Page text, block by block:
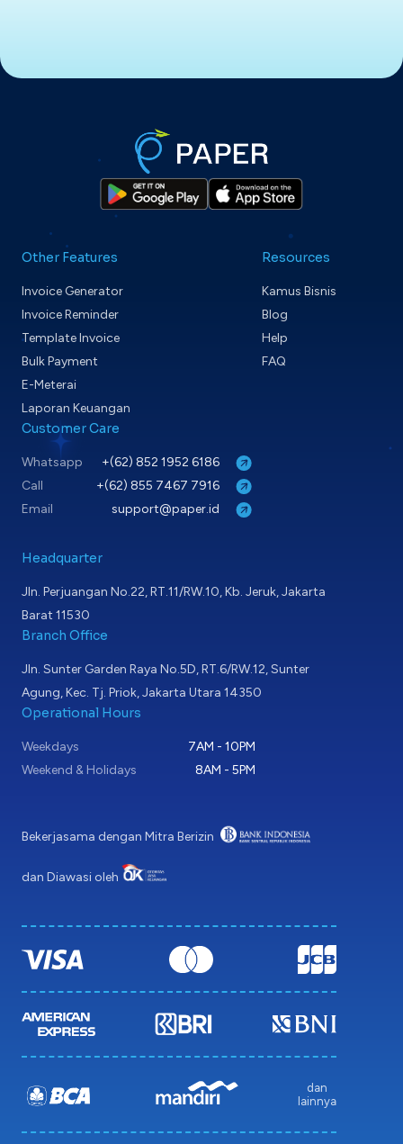
Other Features
Invoice Generator
Invoice Reminder
Template Invoice
Bulk Payment
E-Meterai
Laporan Keuangan
Resources
Kamus Bisnis
Blog
Help
FAQ
Customer Care
Whatsapp
+(62) 852 1952 6186
Call
+(62) 855 7467 7916
Email
support@paper.id
Headquarter
Jln. Perjuangan No.22, RT.11/RW.10, Kb. Jeruk, Jakarta
Barat 11530
Branch Office
Jln. Sunter Garden Raya No.5D, RT.6/RW.12, Sunter
Agung, Kec. Tj. Priok, Jakarta Utara 14350
Operational Hours
Weekdays
7AM - 10PM
Weekend & Holidays
8AM - 5PM
Bekerjasama dengan Mitra Berizin
dan Diawasi oleh
dan
lainnya